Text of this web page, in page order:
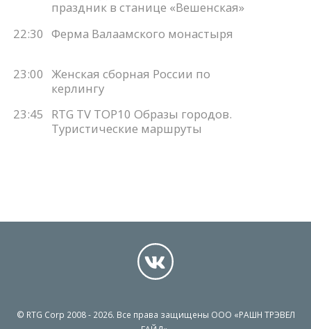
праздник в станице «Вешенская»
22:30 Ферма Валаамского монастыря
23:00 Женская сборная России по
керлингу
23:45
RTG TV TOP10 Образы городов.
Туристические маршруты
© RTG Corp 2008 - 2026. Все права защищены ООО «РАШН ТРЭВЕЛ